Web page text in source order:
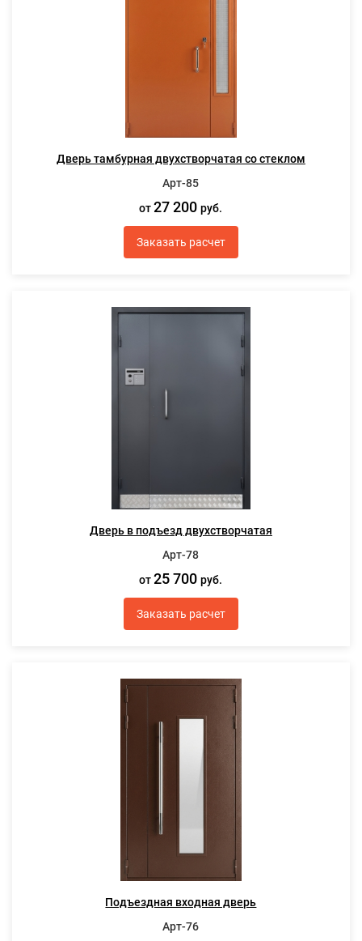
Дверь тамбурная двухстворчатая со стеклом
Арт-85
от27 200руб.
Заказать расчет
Дверь в подъезд двухстворчатая
Арт-78
от25 700руб.
Заказать расчет
Подъездная входная дверь
Арт-76